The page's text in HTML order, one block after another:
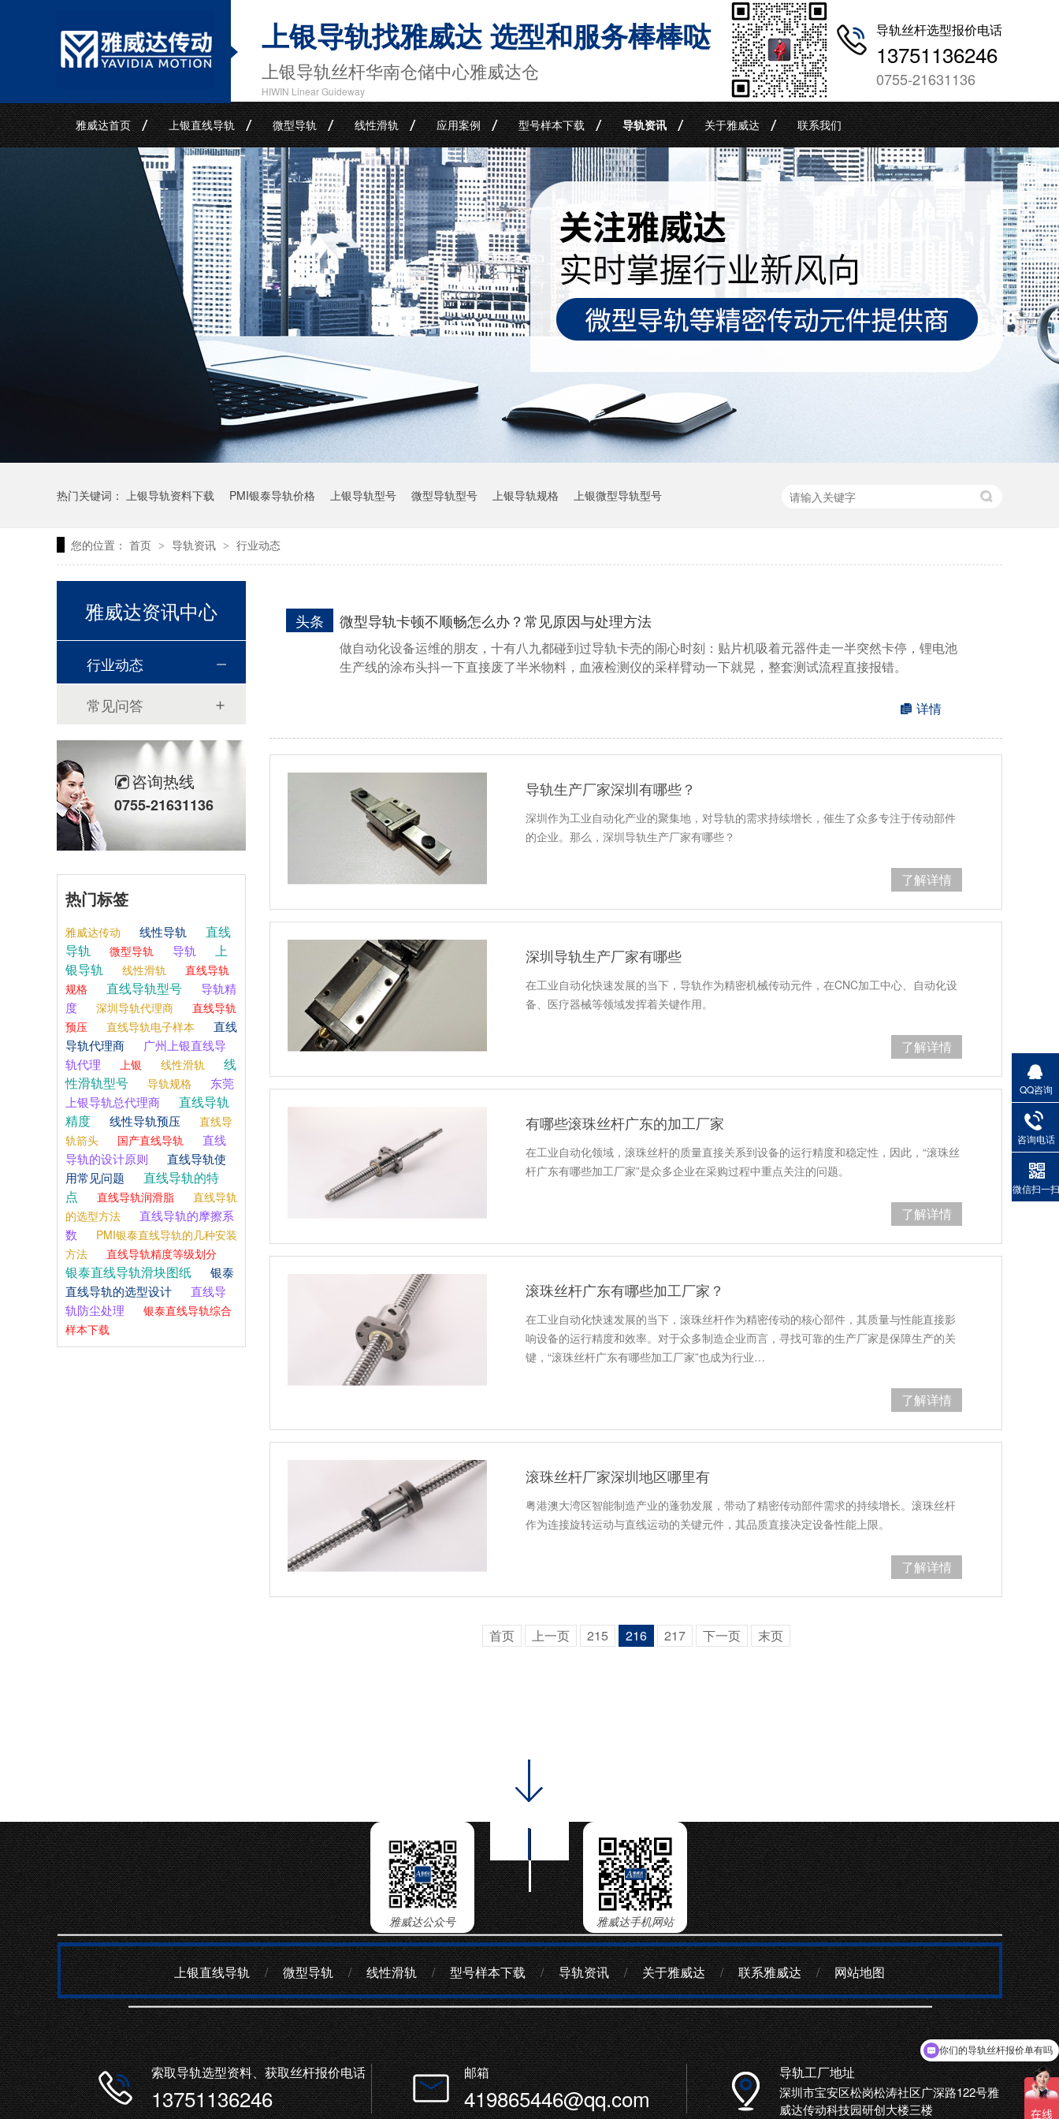
上银导轨找雅威达 选型和服务棒棒哒
上银导轨丝杆华南仓储中心雅威达仓
HIWIN Linear Guideway
导轨丝杆选型报价电话
13751136246
0755-21631136
雅威达首页 上银直线导轨 微型导轨 线性滑轨 应用案例 型号样本下载 导轨资讯 关于雅威达 联系我们
热门关键词： 上银导轨资料下载 PMI银泰导轨价格 上银导轨型号 微型导轨型号 上银导轨规格 上银微型导轨型号
您的位置： 首页 > 导轨资讯 > 行业动态
微型导轨卡顿不顺畅怎么办？常见原因与处理方法
头条
做自动化设备运维的朋友，十有八九都碰到过导轨卡壳的闹心时刻：贴片机吸着元器件走一半突然卡停，锂电池
生产线的涂布头抖一下直接废了半米物料，血液检测仪的采样臂动一下就晃，整套测试流程直接报错。
详情
导轨生产厂家深圳有哪些？
深圳作为工业自动化产业的聚集地，对导轨的需求持续增长，催生了众多专注于传动部件
的企业。那么，深圳导轨生产厂家有哪些？
了解详情
深圳导轨生产厂家有哪些
在工业自动化快速发展的当下，导轨作为精密机械传动元件，在CNC加工中心、自动化设
备、医疗器械等领域发挥着关键作用。
了解详情
有哪些滚珠丝杆广东的加工厂家
在工业自动化领域，滚珠丝杆的质量直接关系到设备的运行精度和稳定性，因此，“滚珠丝
杆广东有哪些加工厂家”是众多企业在采购过程中重点关注的问题。
了解详情
滚珠丝杆广东有哪些加工厂家？
在工业自动化快速发展的当下，滚珠丝杆作为精密传动的核心部件，其质量与性能直接影
响设备的运行精度和效率。对于众多制造企业而言，寻找可靠的生产厂家是保障生产的关
键，“滚珠丝杆广东有哪些加工厂家”也成为行业…
了解详情
滚珠丝杆厂家深圳地区哪里有
粤港澳大湾区智能制造产业的蓬勃发展，带动了精密传动部件需求的持续增长。滚珠丝杆
作为连接旋转运动与直线运动的关键元件，其品质直接决定设备性能上限。
了解详情
首页 上一页 215 216 217 下一页 末页
雅威达资讯中心
行业动态
常见问答
咨询热线
0755-21631136
热门标签
雅威达传动 线性导轨
直线
导轨
微型导轨 导轨
上
银导轨
线性滑轨
直线导轨
规格
直线导轨型号
导轨精
度
深圳导轨代理商
直线导轨
预压
直线导轨电子样本
直线
导轨代理商
广州上银直线导
轨代理
上银 线性滑轨
线
性滑轨型号
导轨规格
东莞
上银导轨总代理商
直线导轨
精度
线性导轨预压
直线导
轨箭头
国产直线导轨
直线
导轨的设计原则
直线导轨使
用常见问题
直线导轨的特
点
直线导轨润滑脂
直线导轨
的选型方法
直线导轨的摩擦系
数
PMI银泰直线导轨的几种安装
方法
直线导轨精度等级划分
银泰直线导轨滑块图纸
银泰
直线导轨的选型设计
直线导
轨防尘处理
银泰直线导轨综合
样本下载
雅威达手机网站
雅威达公众号
上银直线导轨 / 微型导轨 / 线性滑轨 / 型号样本下载 / 导轨资讯 / 关于雅威达 / 联系雅威达 / 网站地图
索取导轨选型资料、获取丝杆报价电话
13751136246
邮箱
419865446@qq.com
导轨工厂地址
深圳市宝安区松岗松涛社区广深路122号雅
威达传动科技园研创大楼三楼
QQ咨询
咨询电话
微信扫一扫
你们的导轨丝杆报价单有吗